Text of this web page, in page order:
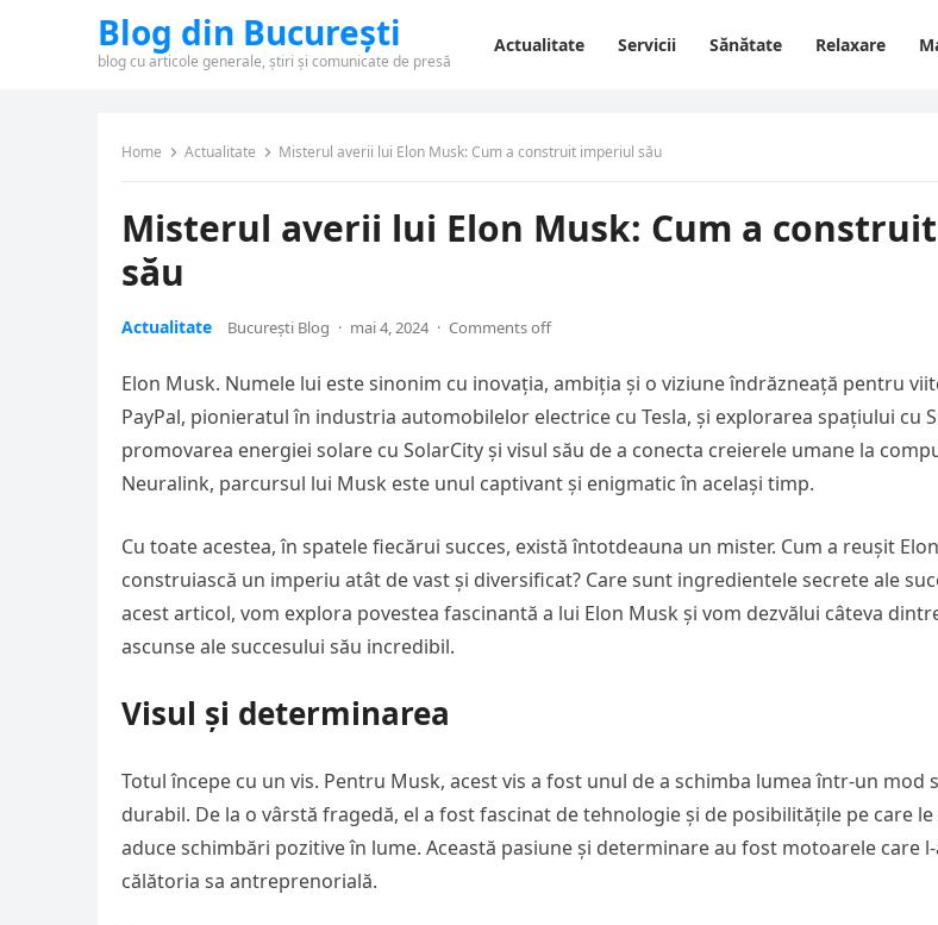
Blog din București
blog cu articole generale, știri și comunicate de presă
Actualitate Servicii Sănătate Relaxare
Home Actualitate Misterul averii lui Elon Musk: Cum a construit imperiul său
Misterul averii lui Elon Musk: Cum a
său
Actualitate București Blog · mai 4, 2024 · Comments off
Elon Musk. Numele lui este sinonim cu inovația, ambiția și o viziune îndrăzneață pentru
PayPal, pionieratul în industria automobilelor electrice cu Tesla, și explorarea spațiului cu
promovarea energiei solare cu SolarCity și visul său de a conecta creierele umane la
Neuralink, parcursul lui Musk este unul captivant și enigmatic în același timp.
Cu toate acestea, în spatele fiecărui succes, există întotdeauna un mister. Cum a reușit
construiască un imperiu atât de vast și diversificat? Care sunt ingredientele secrete ale
acest articol, vom explora povestea fascinantă a lui Elon Musk și vom dezvălui câteva
ascunse ale succesului său incredibil.
Visul și determinarea
Totul începe cu un vis. Pentru Musk, acest vis a fost unul de a schimba lumea într-un mod
durabil. De la o vârstă fragedă, el a fost fascinat de tehnologie și de posibilitățile pe care
aduce schimbări pozitive în lume. Această pasiune și determinare au fost motoarele care
călătoria sa antreprenorială.